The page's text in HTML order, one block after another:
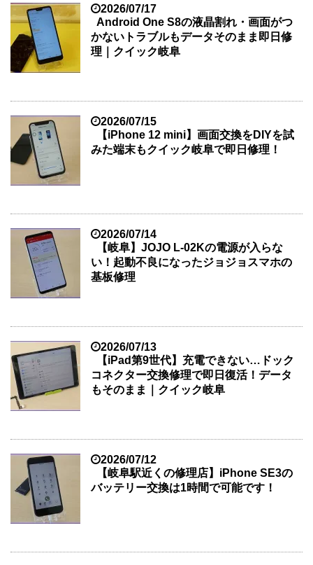
2026/07/17
Android One S8の液晶割れ・画面がつ
かないトラブルもデータそのまま即日修
理｜クイック岐阜
2026/07/15
【iPhone 12 mini】画面交換をDIYを試
みた端末もクイック岐阜で即日修理！
2026/07/14
【岐阜】JOJO L-02Kの電源が入らな
い！起動不良になったジョジョスマホの
基板修理
2026/07/13
【iPad第9世代】充電できない…ドック
コネクター交換修理で即日復活！データ
もそのまま｜クイック岐阜
2026/07/12
【岐阜駅近くの修理店】iPhone SE3の
バッテリー交換は1時間で可能です！